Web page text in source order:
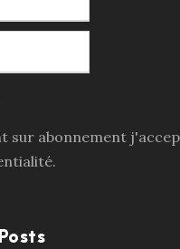
sur abonnement